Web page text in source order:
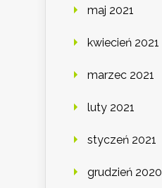
maj 2021
kwiecień 2021
marzec 2021
luty 2021
styczeń 2021
grudzień 2020